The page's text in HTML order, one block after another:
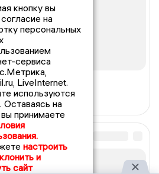
кнопку вы
на
персональных
сервиса
LiveInternet.
используются
Оставаясь на
принимаете
настроить
и
сайт